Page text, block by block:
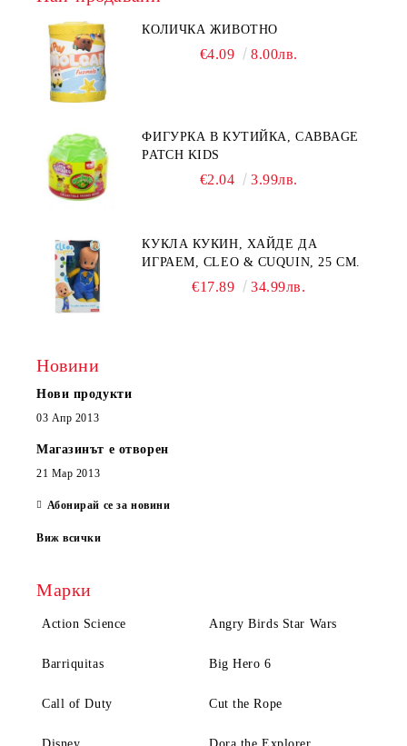
КОЛИЧКА ЖИВОТНО
€4.09 8.00лв.
ФИГУРКА В КУТИЙКА, CABBAGE
PATCH KIDS
€2.04 3.99лв.
КУКЛА КУКИН, ХАЙДЕ ДА
ИГРАЕМ, CLEO & CUQUIN, 25 СМ.
€17.89 34.99лв.
Новини
Нови продукти
03 Апр 2013
Магазинът е отворен
21 Мар 2013
Абонирай се за новини
Виж всички
Марки
Action Science Angry Birds Star Wars
Barriquitas Big Hero 6
Call of Duty Cut the Rope